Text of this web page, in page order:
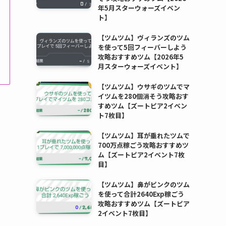
年5月スターウォーズイベン
ト】
【ツムツム】ヴィランズのツム
を使って5回フィーバーしよう
攻略おすすめツム【2026年5
月スターウォーズイベント】
【ツムツム】ウサギのツムでマ
イツムを280個消そう攻略おす
すめツム【ズートピア2イベン
ト7枚目】
【ツムツム】耳が垂れたツムで
700万点稼ごう攻略おすすめツ
ム【ズートピア2イベント7枚
目】
【ツムツム】鼻がピンクのツム
を使って合計2640Exp稼ごう
攻略おすすめツム【ズートピア
2イベント7枚目】